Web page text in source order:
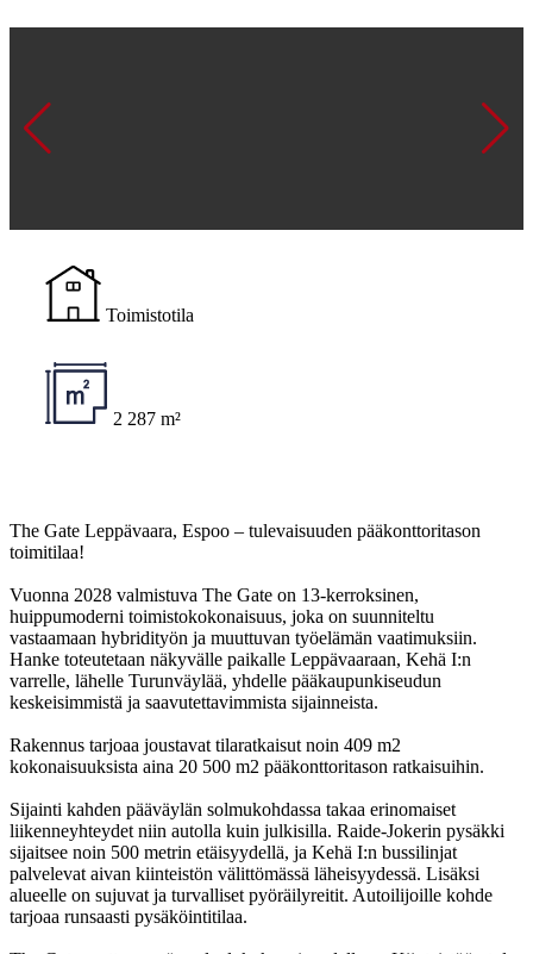
Toimistotila
2 287 m²
The Gate Leppävaara, Espoo – tulevaisuuden pääkonttoritason
toimitilaa!
Vuonna 2028 valmistuva The Gate on 13-kerroksinen,
huippumoderni toimistokokonaisuus, joka on suunniteltu
vastaamaan hybridityön ja muuttuvan työelämän vaatimuksiin.
Hanke toteutetaan näkyvälle paikalle Leppävaaraan, Kehä I:n
varrelle, lähelle Turunväylää, yhdelle pääkaupunkiseudun
keskeisimmistä ja saavutettavimmista sijainneista.
Rakennus tarjoaa joustavat tilaratkaisut noin 409 m2
kokonaisuuksista aina 20 500 m2 pääkonttoritason ratkaisuihin.
Sijainti kahden pääväylän solmukohdassa takaa erinomaiset
liikenneyhteydet niin autolla kuin julkisilla. Raide-Jokerin pysäkki
sijaitsee noin 500 metrin etäisyydellä, ja Kehä I:n bussilinjat
palvelevat aivan kiinteistön välittömässä läheisyydessä. Lisäksi
alueelle on sujuvat ja turvalliset pyöräilyreitit. Autoilijoille kohde
tarjoaa runsaasti pysäköintitilaa.